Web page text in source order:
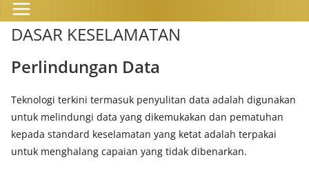
DASAR KESELAMATAN
Perlindungan Data
Teknologi terkini termasuk penyulitan data adalah digunakan
untuk melindungi data yang dikemukakan dan pematuhan
kepada standard keselamatan yang ketat adalah terpakai
untuk menghalang capaian yang tidak dibenarkan.